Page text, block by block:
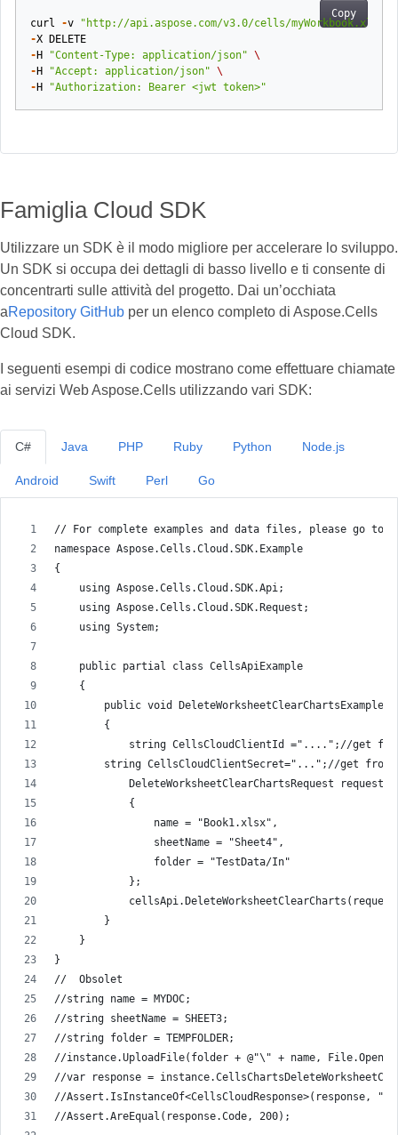
Copy
curl -v
"http://api.aspose.com/v3.0/cells/myWorkbook.xlsx/
-X
DELETE
- H "Content-Type: application/json" \
- H "Accept: application/json" \
- H "Authorization: Bearer <jwt token>"
Famiglia Cloud SDK
Utilizzare un SDK è il modo migliore per accelerare lo sviluppo.
Un SDK si occupa dei dettagli di basso livello e ti consente di
concentrarti sulle attività del progetto. Dai un’occhiata
aRepository GitHub per un elenco completo di Aspose.Cells
Cloud SDK.
I seguenti esempi di codice mostrano come effettuare chiamate
ai servizi Web Aspose.Cells utilizzando vari SDK:
C#
// For complete examples and data files, please go to
namespace Aspose.Cells.Cloud.SDK.Example
{
    using Aspose.Cells.Cloud.SDK.Api;
    using Aspose.Cells.Cloud.SDK.Request;
    using System;
    public partial class CellsApiExample
    {
        public void DeleteWorksheetClearChartsExample()
        {
string CellsCloudClientId ="....";//get
string CellsCloudClientSecret="...";//get
DeleteWorksheetClearChartsRequest request
            {
                name = "Book1.xlsx",
                sheetName = "Sheet4",
                folder = "TestData/In"
            };
        }
    }
}
//  Obsolet
//string name = MYDOC;
//string sheetName = SHEET3;
//string folder = TEMPFOLDER;
//instance.UploadFile(folder + @"\" + name, File.Open(
//var response =
//Assert.IsInstanceOf<CellsCloudResponse>(response,
//Assert.AreEqual(response.Code, 200);
Java PHP Ruby Python Node.js
Android Swift Perl Go